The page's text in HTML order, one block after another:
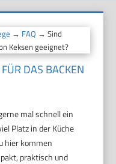
→ FAQ → Sind
Keksen geeignet?
DAS BACKEN
mal schnell ein
Platz in der Küche
hier kommen
praktisch und